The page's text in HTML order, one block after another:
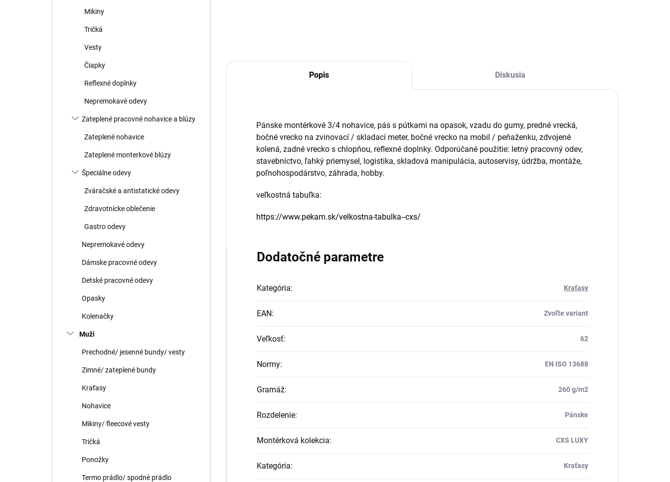
Mikiny
Tričká
Vesty
Čiapky
Reflexné doplnky
Nepremokavé odevy
Zateplené pracovné nohavice a blúzy
Zateplené nohavice
Zateplené monterkové blúzy
Špeciálne odevy
Zváračské a antistatické odevy
Zdravotnícke oblečenie
Gastro odevy
Nepremokavé odevy
Dámske pracovné odevy
Detské pracovné odevy
Opasky
Kolenačky
Muži
Prechodné/ jesenné bundy/ vesty
Zimné/ zateplené bundy
Kraťasy
Nohavice
Mikiny/ fleecové vesty
Tričká
Ponožky
Termo prádlo/ spodné prádlo
Popis Diskusia
Pánske montérkové 3/4 nohavice, pás s pútkami na opasok, vzadu do gumy, predné vrecká,
bočné vrecko na zvinovací / skladací meter, bočné vrecko na mobil / peňaženku, zdvojené
kolená, zadné vrecko s chlopňou, reflexné doplnky. Odporúčané použitie: letný pracovný odev,
stavebníctvo, ľahký priemysel, logistika, skladová manipulácia, autoservisy, údržba, montáže,
poľnohospodárstvo, záhrada, hobby.
veľkostná tabuľka:
https://www.pekam.sk/velkostna-tabulka--cxs/
Dodatočné parametre
Kategória: Kraťasy
EAN: Zvoľte variant
Veľkosť: 62
Normy: EN ISO 13688
Gramáž: 260 g/m2
Rozdelenie: Pánske
Montérková kolekcia: CXS LUXY
Kategória: Kraťasy